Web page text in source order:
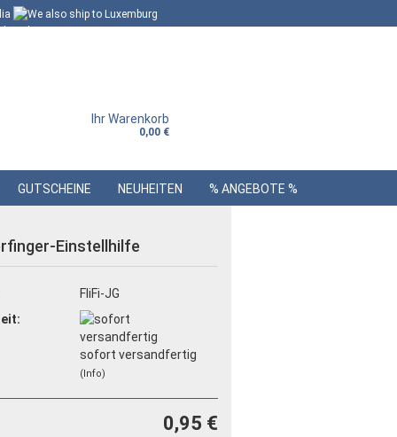
Ihr Warenkorb
0,00 €
GUTSCHEINE NEUHEITEN % ANGEBOTE %
Einstellhilfe
FliFi-JG
sofort versandfertig
(Info)
0,95 €